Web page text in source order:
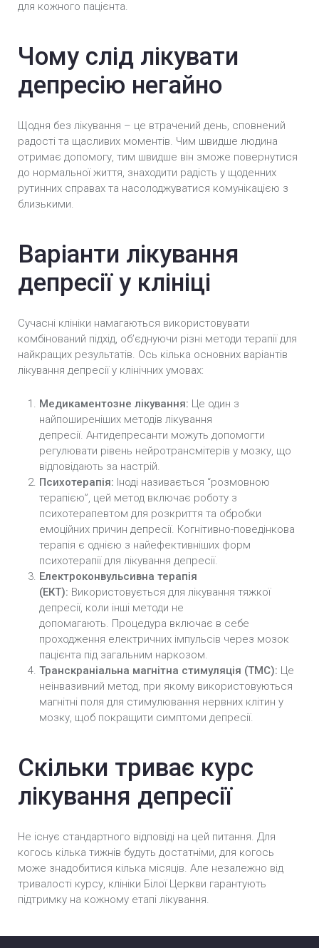
для кожного пацієнта.
Чому слід лікувати
депресію негайно
Щодня без лікування – це втрачений день, сповнений
радості та щасливих моментів. Чим швидше людина
отримає допомогу, тим швидше він зможе повернутися
до нормальної життя, знаходити радість у щоденних
рутинних справах та насолоджуватися комунікацією з
близькими.
Варіанти лікування
депресії у клініці
Сучасні клініки намагаються використовувати
комбінований підхід, об’єднуючи різні методи терапії для
найкращих результатів. Ось кілька основних варіантів
лікування депресії у клінічних умовах:
Медикаментозне лікування: Це один з
найпоширеніших методів лікування
депресії. Антидепресанти можуть допомогти
регулювати рівень нейротрансмітерів у мозку, що
відповідають за настрій.
Психотерапія: Іноді називається “розмовною
терапією”, цей метод включає роботу з
психотерапевтом для розкриття та обробки
емоційних причин депресії. Когнітивно-поведінкова
терапія є однією з найефективніших форм
психотерапії для лікування депресії.
Електроконвульсивна терапія
(ЕКТ): Використовується для лікування тяжкої
депресії, коли інші методи не
допомагають. Процедура включає в себе
проходження електричних імпульсів через мозок
пацієнта під загальним наркозом.
Транскраніальна магнітна стимуляція (ТМС): Це
неінвазивний метод, при якому використовуються
магнітні поля для стимулювання нервних клітин у
мозку, щоб покращити симптоми депресії.
Скільки триває курс
лікування депресії
Не існує стандартного відповіді на цей питання. Для
когось кілька тижнів будуть достатніми, для когось
може знадобитися кілька місяців. Але незалежно від
тривалості курсу, клініки Білої Церкви гарантують
підтримку на кожному етапі лікування.